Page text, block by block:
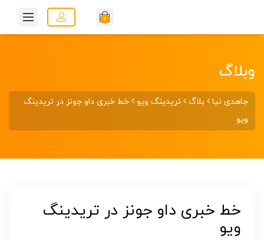
0
وبلاگ
جاهدی نیا بلاگ تریدینگ ویو
خط خبری داو جونز در تریدینگ
ویو
خط خبری داو جونز در تریدینگ
ویو